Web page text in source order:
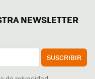
NEWSLETTER
SUSCRIBIR